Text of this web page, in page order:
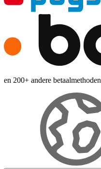
en 200+ andere betaalmethoden